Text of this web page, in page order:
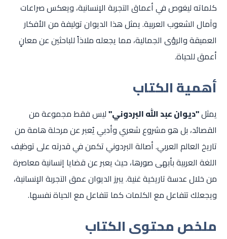
كلماته ليغوص في أعماق التجربة الإنسانية، ويعكس صراعات
وآمال الشعوب العربية. يمثل هذا الديوان توليفة من الأفكار
العميقة والرؤى الجمالية، مما يجعله ملاذاً للباحثين عن معانٍ
أعمق للحياة.
أهمية الكتاب
يمثل"ديوان عبد الله البردوني"ليس فقط مجموعة من
القصائد، بل هو مشروع شعري وأدبي يُعبر عن مرحلة هامة من
تاريخ العالم العربي. أصالة البردوني تكمن في قدرته على توظيف
اللغة العربية بأبهى صورها، حيث يعبر عن قضايا إنسانية معاصرة
من خلال عدسة تاريخية غنية. يبرز الديوان عمق التجربة الإنسانية،
ويجعلك تتفاعل مع الكلمات كما تتفاعل مع الحياة نفسها.
ملخص محتوى الكتاب